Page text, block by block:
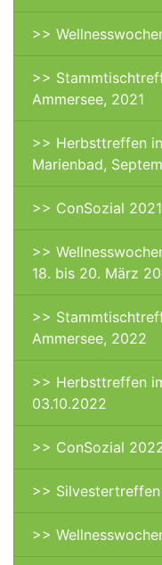
>>
>>
Ammersee, 2021
>> Herbsttreffen
Marienbad,
>> ConSozial 2021
>>
18. bis 20. März
>>
Ammersee, 2022
>> Herbsttreffen
03.10.2022
>> ConSozial
>>
>>